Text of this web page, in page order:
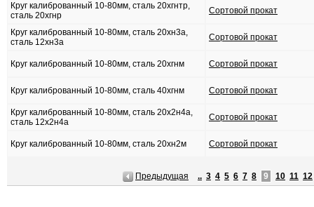
Круг калиброванный 10-80мм, сталь 20хгнтр,
сталь 20хгнр
Сортовой прокат
Круг калиброванный 10-80мм, сталь 20хн3а,
сталь 12хн3а
Сортовой прокат
Круг калиброванный 10-80мм, сталь 20хгнм Сортовой прокат
Круг калиброванный 10-80мм, сталь 40хгнм Сортовой прокат
Круг калиброванный 10-80мм, сталь 20х2н4а,
сталь 12х2н4а
Сортовой прокат
Круг калиброванный 10-80мм, сталь 20хн2м Сортовой прокат
Предыдущая .. 3 4 5 6 7 8 9 10 11 12